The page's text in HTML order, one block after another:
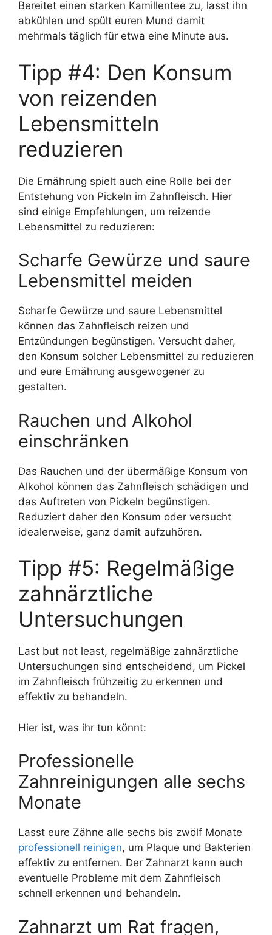
Bereitet einen starken Kamillentee zu, lasst ihn
abkühlen und spült euren Mund damit
mehrmals täglich für etwa eine Minute aus.
Tipp #4: Den Konsum
von reizenden
Lebensmitteln
reduzieren
Die Ernährung spielt auch eine Rolle bei der
Entstehung von Pickeln im Zahnfleisch. Hier
sind einige Empfehlungen, um reizende
Lebensmittel zu reduzieren:
Scharfe Gewürze und saure
Lebensmittel meiden
Scharfe Gewürze und saure Lebensmittel
können das Zahnfleisch reizen und
Entzündungen begünstigen. Versucht daher,
den Konsum solcher Lebensmittel zu reduzieren
und eure Ernährung ausgewogener zu
gestalten.
Rauchen und Alkohol
einschränken
Das Rauchen und der übermäßige Konsum von
Alkohol können das Zahnfleisch schädigen und
das Auftreten von Pickeln begünstigen.
Reduziert daher den Konsum oder versucht
idealerweise, ganz damit aufzuhören.
Tipp #5: Regelmäßige
zahnärztliche
Untersuchungen
Last but not least, regelmäßige zahnärztliche
Untersuchungen sind entscheidend, um Pickel
im Zahnfleisch frühzeitig zu erkennen und
effektiv zu behandeln.
Hier ist, was ihr tun könnt:
Professionelle
Zahnreinigungen alle sechs
Monate
Lasst eure Zähne alle sechs bis zwölf Monate
professionell reinigen, um Plaque und Bakterien
effektiv zu entfernen. Der Zahnarzt kann auch
eventuelle Probleme mit dem Zahnfleisch
schnell erkennen und behandeln.
Zahnarzt um Rat fragen,